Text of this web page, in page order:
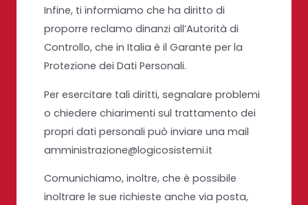
Infine, ti informiamo che ha diritto di
proporre reclamo dinanzi all’Autorità di
Controllo, che in Italia è il Garante per la
Protezione dei Dati Personali.
Per esercitare tali diritti, segnalare problemi
o chiedere chiarimenti sul trattamento dei
propri dati personali può inviare una mail
amministrazione@logicosistemi.it
Comunichiamo, inoltre, che è possibile
inoltrare le sue richieste anche via posta,